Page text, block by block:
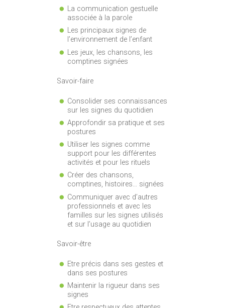
La communication gestuelle
associée à la parole
Les principaux signes de
l’environnement de l’enfant
Les jeux, les chansons, les
comptines signées
Savoir-faire
Consolider ses connaissances
sur les signes du quotidien
Approfondir sa pratique et ses
postures
Utiliser les signes comme
support pour les différentes
activités et pour les rituels
Créer des chansons,
comptines, histoires… signées
Communiquer avec d’autres
professionnels et avec les
familles sur les signes utilisés
et sur l’usage au quotidien
Savoir-être
Etre précis dans ses gestes et
dans ses postures
Maintenir la rigueur dans ses
signes